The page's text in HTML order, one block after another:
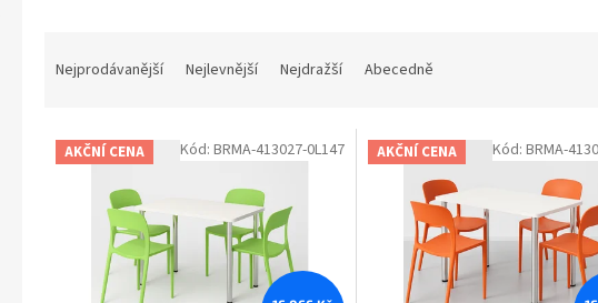
n
Nejprodávanější Nejlevnější Nejdražší Abecedně
V AKČNÍ CENA Kód: BRMA-413027-0L147 AKČNÍ CENA Kód: BRMA-